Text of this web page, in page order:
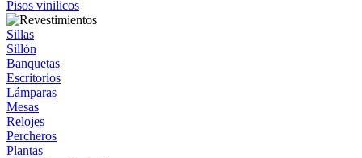
Pisos vinilicos
Sillas
Sillón
Banquetas
Escritorios
Lámparas
Mesas
Relojes
Percheros
Plantas